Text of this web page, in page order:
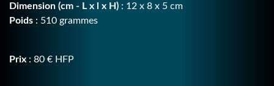
Dimension (cm - L x l x H) : 12 x 8 x 5 cm
Poids : 510 grammes
Prix : 80 € HFP